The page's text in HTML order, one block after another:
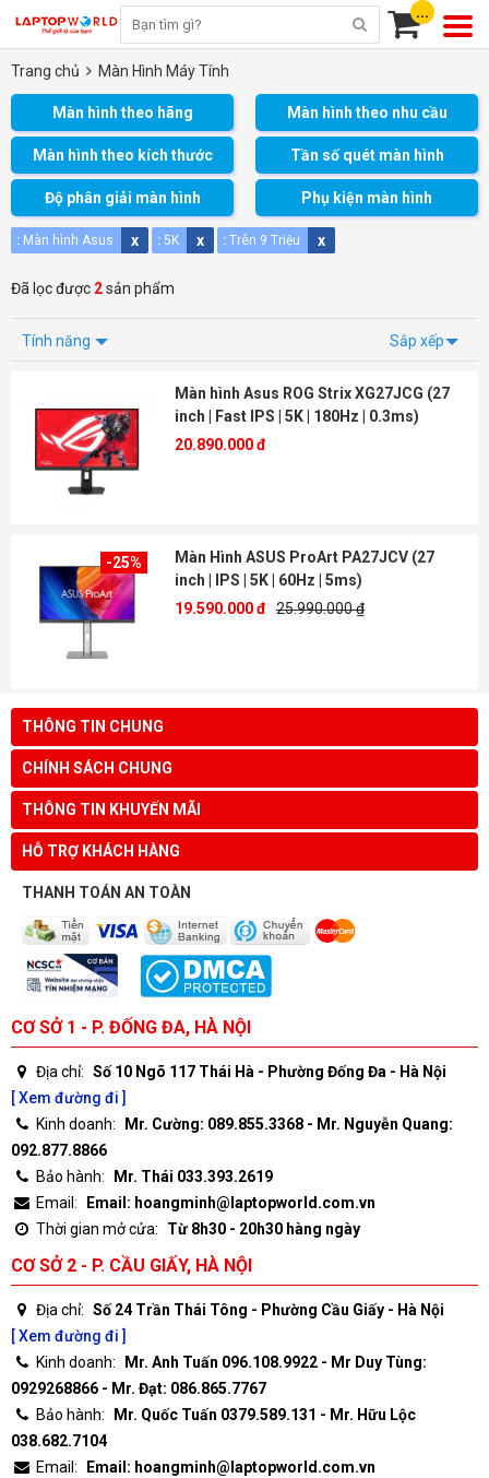
...
Trang chủ Màn Hình Máy Tính
Màn hình theo hãng Màn hình theo nhu cầu
Màn hình theo kích thước Tần số quét màn hình
Độ phân giải màn hình Phụ kiện màn hình
: Màn hình Asus x : 5K x : Trên 9 Triệu x
Đã lọc được 2sản phẩm
Tính năng Sắp xếp
Màn hình Asus ROG Strix XG27JCG (27
inch | Fast IPS | 5K | 180Hz | 0.3ms)
20.890.000 đ
-25%
Màn Hình ASUS ProArt PA27JCV (27
inch | IPS | 5K | 60Hz | 5ms)
19.590.000 đ 25.990.000 ₫
THÔNG TIN CHUNG
CHÍNH SÁCH CHUNG
THÔNG TIN KHUYẾN MÃI
HỖ TRỢ KHÁCH HÀNG
THANH TOÁN AN TOÀN
CƠ SỞ 1 - P. ĐỐNG ĐA, HÀ NỘI
Địa chỉ: Số 10 Ngõ 117 Thái Hà - Phường Đống Đa - Hà Nội
[ Xem đường đi ]
Kinh doanh:
Mr. Cường: 089.855.3368 - Mr. Nguyễn Quang:
092.877.8866
Bảo hành:
Mr. Thái 033.393.2619
Email:
Email: hoangminh@laptopworld.com.vn
Thời gian mở cửa:
Từ 8h30 - 20h30 hàng ngày
CƠ SỞ 2 - P. CẦU GIẤY, HÀ NỘI
Địa chỉ: Số 24 Trần Thái Tông - Phường Cầu Giấy - Hà Nội
[ Xem đường đi ]
Kinh doanh:
Mr. Anh Tuấn 096.108.9922 - Mr Duy Tùng:
0929268866 - Mr. Đạt: 086.865.7767
Bảo hành:
Mr. Quốc Tuấn 0379.589.131 - Mr. Hữu Lộc
038.682.7104
Email:
Email: hoangminh@laptopworld.com.vn